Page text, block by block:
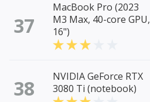
37
MacBook Pro (2023
M3 Max, 40-core GPU,
16")
38
NVIDIA GeForce RTX
3080 Ti (notebook)